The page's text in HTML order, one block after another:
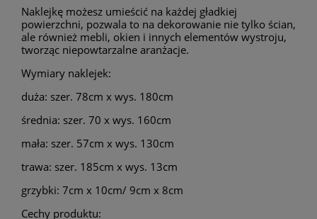
Naklejkę możesz umieścić na każdej gładkiej
powierzchni, pozwala to na dekorowanie nie tylko ścian,
ale również mebli, okien i innych elementów wystroju,
tworząc niepowtarzalne aranżacje.
Wymiary naklejek:
duża: szer. 78cm x wys. 180cm
średnia: szer. 70 x wys. 160cm
mała: szer. 57cm x wys. 130cm
trawa: szer. 185cm x wys. 13cm
grzybki: 7cm x 10cm/ 9cm x 8cm
Cechy produktu: